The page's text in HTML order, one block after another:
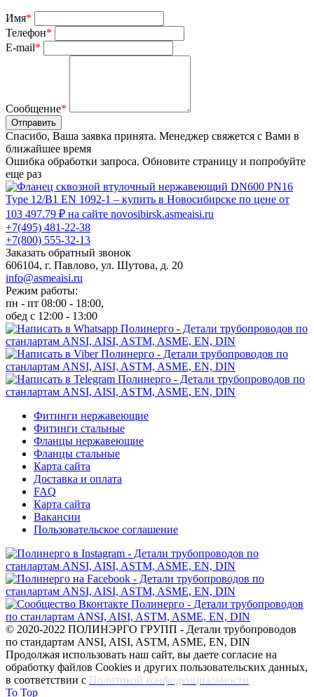
Имя*
Телефон*
E-mail*
Сообщение*
Отправить
Спасибо, Ваша заявка принята. Менеджер свяжется с Вами в
ближайшее время
Ошибка обработки запроса. Обновите страницу и попробуйте
еще раз
+7(495) 481-22-38
+7(800) 555-32-13
Заказать обратный звонок
606104, г. Павлово, ул. Шутова, д. 20
info@asmeaisi.ru
Режим работы:
пн - пт 08:00 - 18:00,
обед с 12:00 - 13:00
Фитинги нержавеющие
Фитинги стальные
Фланцы нержавеющие
Фланцы стальные
Карта сайта
Доставка и оплата
FAQ
Карта сайта
Вакансии
Пользовательское соглашение
© 2020-2022 ПОЛИНЭРГО ГРУПП - Детали трубопроводов
по стандартам ANSI, AISI, ASTM, ASME, EN, DIN
Продолжая использовать наш сайт, вы даете согласие на
обработку файлов Cookies и других пользовательских данных,
в соответствии с Политикой конфиденциальности.
To Top